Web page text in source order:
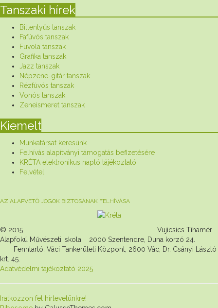
Tanszaki hírek
Billentyűs tanszak
Fafúvós tanszak
Fuvola tanszak
Grafika tanszak
Jazz tanszak
Népzene-gitár tanszak
Rézfúvós tanszak
Vonós tanszak
Zeneismeret tanszak
Kiemelt
Munkatársat keresünk
Felhívás alapítványi támogatás befizetésére
KRÉTA elektronikus napló tájékoztató
Felvételi
AZ ALAPVETŐ JOGOK BIZTOSÁNAK FELHÍVÁSA
© 2015 Vujicsics Tihamér
Alapfokú Művészeti Iskola 2000 Szentendre, Duna korzó 24.
Fenntartó: Váci Tankerületi Központ, 2600 Vác, Dr. Csányi László
krt. 45.
Adatvédelmi tájékoztató 2025
Iratkozzon fel hírlevelünkre!